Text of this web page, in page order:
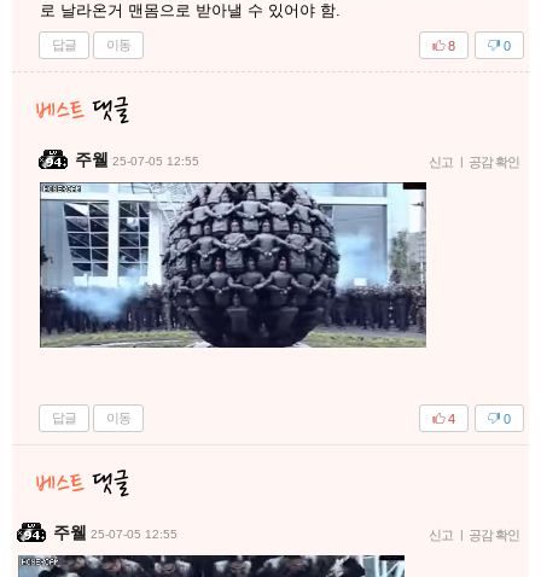
로 날라온거 맨몸으로 받아낼 수 있어야 함.
답글 이동 0
8
주웰 25-07-05 12:55 신고 | 공감 확인
답글 이동 0
4
주웰 25-07-05 12:55 신고 | 공감 확인